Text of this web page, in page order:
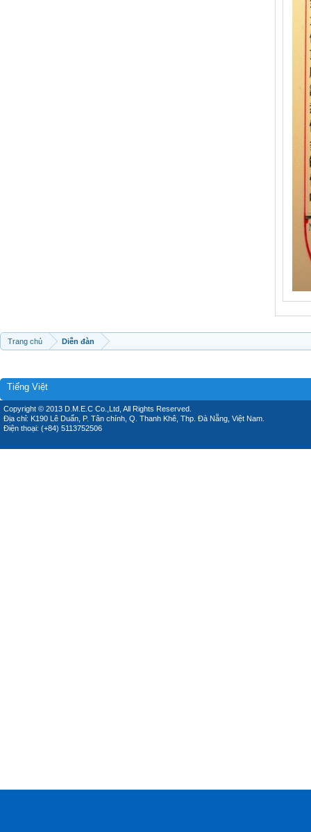
Trang chủ Diễn đàn
Tiếng Việt
Copyright © 2013 D.M.E.C Co.,Ltd, All Rights Reserved.
Địa chỉ: K190 Lê Duẩn, P. Tân chính, Q. Thanh Khê, Thp. Đà Nẵng, Việt Nam.
Điện thoại: (+84) 5113752506